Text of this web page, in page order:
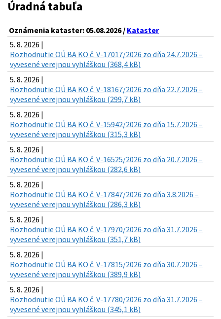
Úradná tabuľa
Oznámenia kataster: 05.08.2026 / Kataster
5. 8. 2026 |
Rozhodnutie OÚ BA KO č. V-17017/2026 zo dňa 24.7.2026 –
vyvesené verejnou vyhláškou (368,4 kB)
5. 8. 2026 |
Rozhodnutie OÚ BA KO č. V-18167/2026 zo dňa 22.7.2026 –
vyvesené verejnou vyhláškou (299,7 kB)
5. 8. 2026 |
Rozhodnutie OÚ BA KO č. V-15942/2026 zo dňa 15.7.2026 –
vyvesené verejnou vyhláškou (315,3 kB)
5. 8. 2026 |
Rozhodnutie OÚ BA KO č. V-16525/2026 zo dňa 20.7.2026 –
vyvesené verejnou vyhláškou (282,6 kB)
5. 8. 2026 |
Rozhodnutie OÚ BA KO č. V-17847/2026 zo dňa 3.8.2026 –
vyvesené verejnou vyhláškou (286,3 kB)
5. 8. 2026 |
Rozhodnutie OÚ BA KO č. V-17970/2026 zo dňa 31.7.2026 –
vyvesené verejnou vyhláškou (351,7 kB)
5. 8. 2026 |
Rozhodnutie OÚ BA KO č. V-17815/2026 zo dňa 30.7.2026 –
vyvesené verejnou vyhláškou (389,9 kB)
5. 8. 2026 |
Rozhodnutie OÚ BA KO č. V-17780/2026 zo dňa 31.7.2026 –
vyvesené verejnou vyhláškou (345,1 kB)